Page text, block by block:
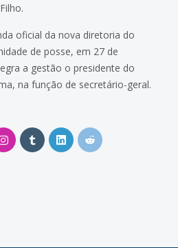
oficial da nova diretoria do
de posse, em 27 de
a gestão o presidente do
na função de secretário-geral.